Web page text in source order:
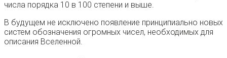
числа порядка 10 в 100 степени и выше.
В будущем не исключено появление принципиально новых
систем обозначения огромных чисел, необходимых для
описания Вселенной.